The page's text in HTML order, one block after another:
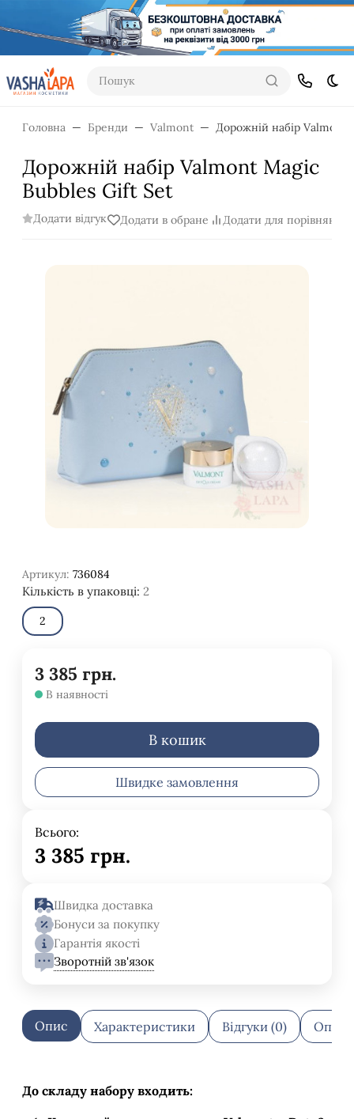
Пошук
Головна Бренди Valmont Дорожній набір Valmont
Дорожній набір Valmont Magic
Bubbles Gift Set
Додати відгук Додати в обране Додати для порівняння
Артикул: 736084
Кількість в упаковці: 2
2
3 385 грн.
В наявності
В кошик
Швидке замовлення
Всього:
3 385 грн.
Швидка доставка
Бонуси за покупку
Гарантія якості
Зворотній зв'язок
Опис Характеристики Відгуки (0)
До складу набору входить: